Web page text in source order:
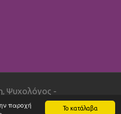
Το κατάλαβα
παροχή
Ψυχολόγος -
Reserved | Power by